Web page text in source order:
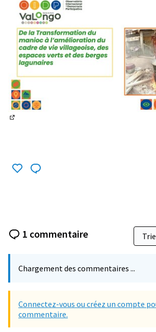
1 commentaire
Chargement des commentaires ...
Connectez-vous ou créez un compte
commentaire.